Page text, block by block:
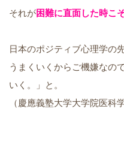
それが困難に直面した時こ
日本のポジティブ心理学の
うまくいくからご機嫌なの
いく。」と。
（慶應義塾大学大学院医科